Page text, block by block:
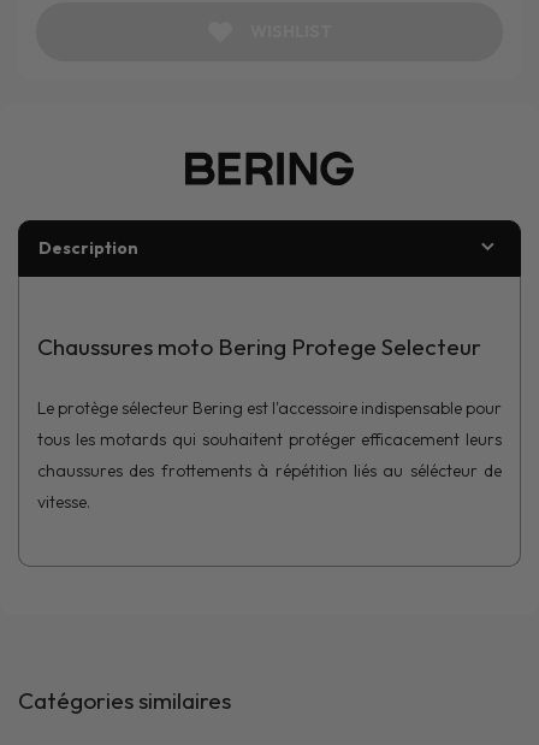
Description
Chaussures moto Bering Protege Selecteur
Le protège sélecteur Bering est l'accessoire indispensable pour
tous les motards qui souhaitent protéger efficacement leurs
chaussures des frottements à répétition liés au sélécteur de
vitesse.
Catégories similaires